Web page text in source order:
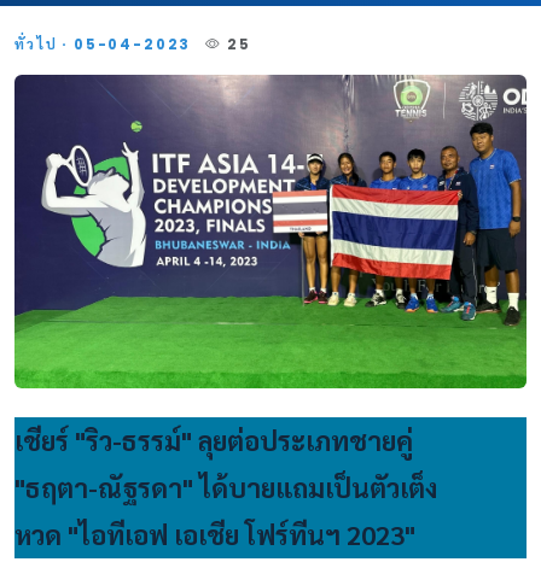
ทั่วไป · 05-04-2023 25
เชียร์ "ริว-ธรรม์" ลุยต่อประเภทชายคู่
"ธฤตา-ณัฐรดา" ได้บายแถมเป็นตัวเต็ง
หวด "ไอทีเอฟ เอเชีย โฟร์ทีนฯ 2023"